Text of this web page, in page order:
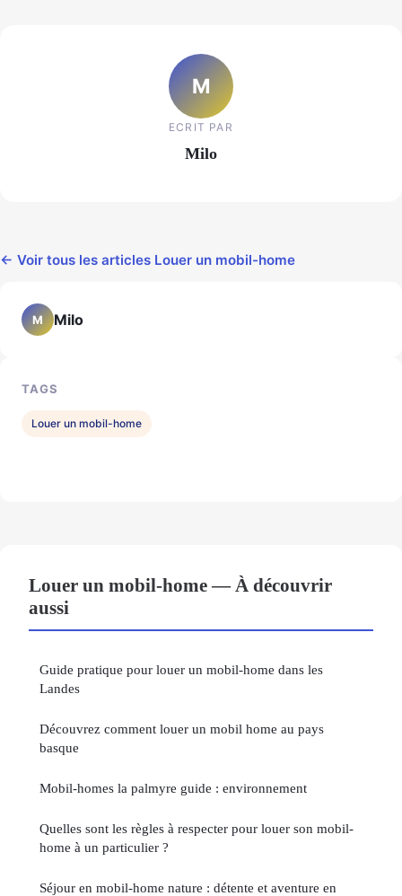
M
ECRIT PAR
Milo
← Voir tous les articles Louer un mobil-home
M Milo
TAGS
Louer un mobil-home
Louer un mobil-home — À découvrir
aussi
Guide pratique pour louer un mobil-home dans les
Landes
Découvrez comment louer un mobil home au pays
basque
Mobil-homes la palmyre guide : environnement
Quelles sont les règles à respecter pour louer son mobil-
home à un particulier ?
Séjour en mobil-home nature : détente et aventure en